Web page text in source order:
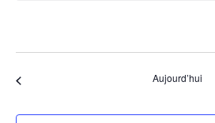
date.
Aujourd’hui